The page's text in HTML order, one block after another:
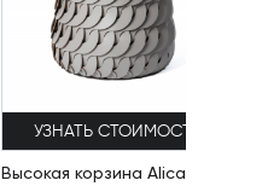
УЗНАТЬ СТОИМОСТЬ
Высокая корзина Alicante